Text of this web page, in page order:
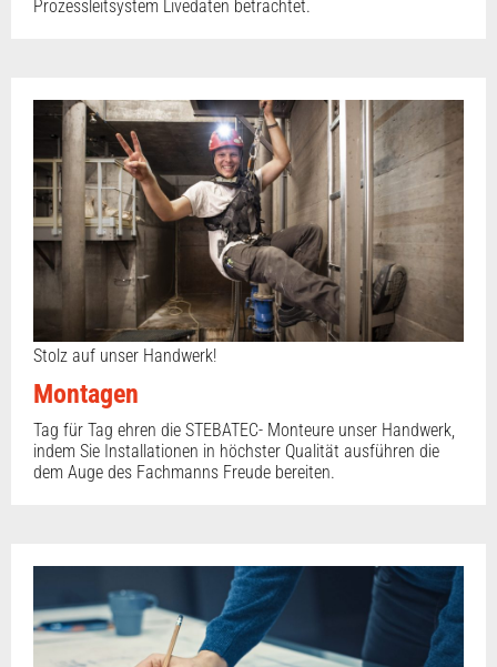
Prozessleitsystem Livedaten betrachtet.
Stolz auf unser Handwerk!
Montagen
Tag für Tag ehren die STEBATEC- Monteure unser Handwerk,
indem Sie Installationen in höchster Qualität ausführen die
dem Auge des Fachmanns Freude bereiten.